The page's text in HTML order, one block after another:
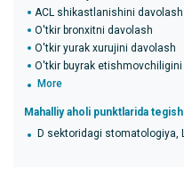
ACL shikastlanishini davolash
O'tkir bronxitni davolash
O'tkir yurak xurujini davolash
O'tkir buyrak
More
Mahalliy aholi punktlarida
D sektoridagi stomatologiya,